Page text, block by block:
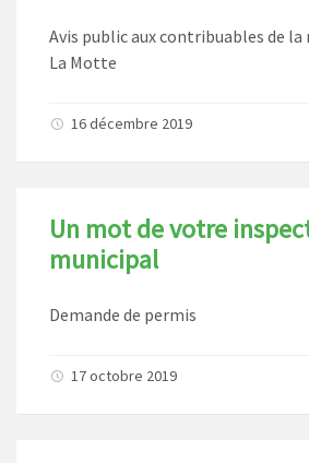
Avis public aux contribuables de
La Motte
16 décembre 2019
Un mot de votre
municipal
Demande de permis
17 octobre 2019